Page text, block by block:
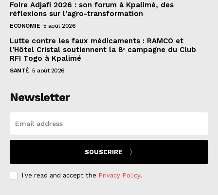
Foire Adjafi 2026 : son forum à Kpalimé, des
réflexions sur l’agro-transformation
ECONOMIE 5 août 2026
Lutte contre les faux médicaments : RAMCO et
l’Hôtel Cristal soutiennent la 8ᵉ campagne du Club
RFI Togo à Kpalimé
SANTÉ 5 août 2026
Newsletter
SOUSCRIRE
I've read and accept the Privacy Policy.